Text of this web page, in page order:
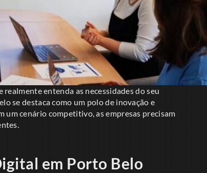
realmente entenda as necessidades do seu
se destaca como um polo de inovação e
um cenário competitivo, as empresas precisam
em Porto Belo